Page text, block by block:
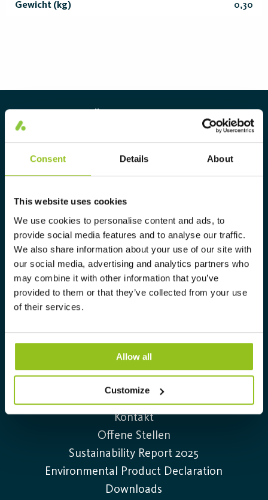
Consent Details About
This website uses cookies
We use cookies to personalise content and ads, to
provide social media features and to analyse our traffic.
We also share information about your use of our site with
our social media, advertising and analytics partners who
may combine it with other information that you’ve
provided to them or that they’ve collected from your use
of their services.
Allow all
Customize
Gewicht (kg) 0,30
Namen LUMAlampan gegründet.
Seitdem haben wir unsere Kompetenz
ausschließlich gewerblichen
Kunden heute ein komplettes
Sortiment an maßgeschneiderten,
hochtechnologischen und nachhaltigen
Beleuchtungslösungen.
+49 (0)40-75 66 34 0
Information
Kontakt
Offene Stellen
Sustainability Report 2025
Environmental Product Declaration
Downloads